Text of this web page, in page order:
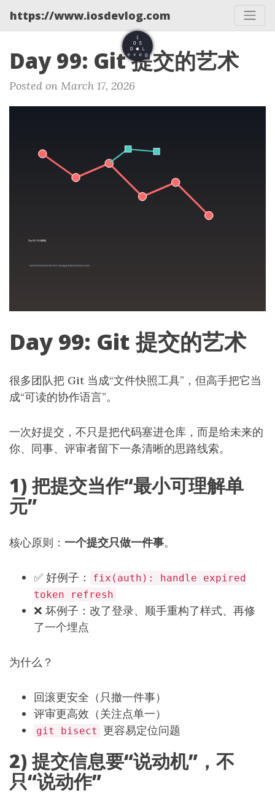
https://www.iosdevlog.com
Day 99: Git 提交的艺术
Posted on March 17, 2026
Day 99: Git 提交的艺术
很多团队把 Git 当成“文件快照工具”，但高手把它当
成“可读的协作语言”。
一次好提交，不只是把代码塞进仓库，而是给未来的
你、同事、评审者留下一条清晰的思路线索。
1) 把提交当作“最小可理解单
元”
核心原则： 一个提交只做一件事。
✅ 好例子：
fix(auth): handle expired
token refresh
❌ 坏例子：改了登录、顺手重构了样式、再修
了一个埋点
为什么？
回滚更安全（只撤一件事）
评审更高效（关注点单一）
git bisect 更容易定位问题
2) 提交信息要“说动机”，不
只“说动作”